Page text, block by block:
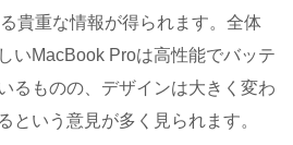
貴重な情報が得られます。全体
いMacBook Proは高性能でバッテ
るものの、デザインは大きく変わ
という意見が多く見られます。